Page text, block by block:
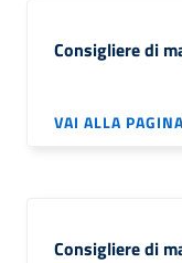
Consigliere di
VAI ALLA PAGINA
Consigliere di